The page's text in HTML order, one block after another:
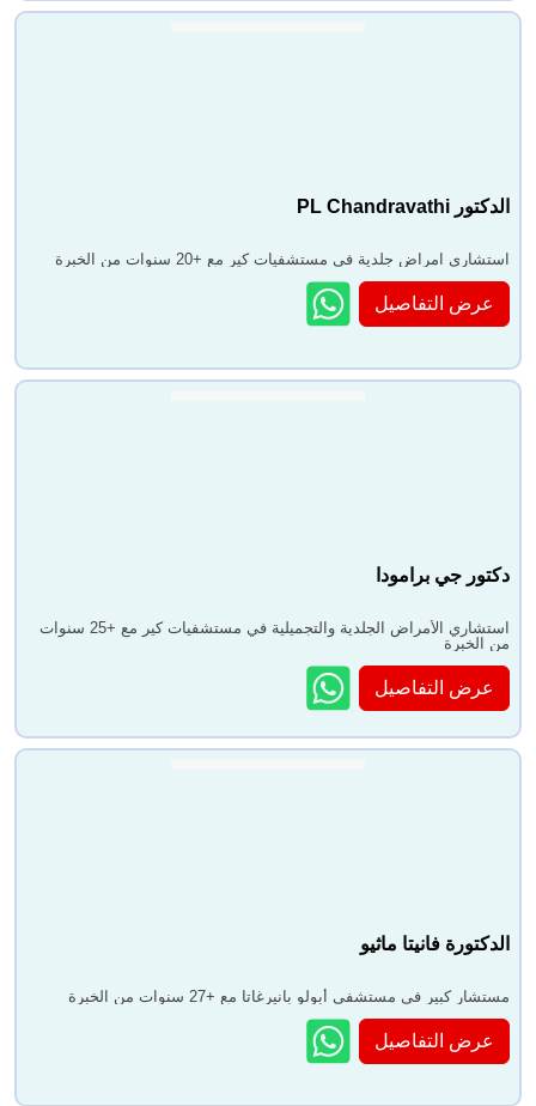
الدكتور PL Chandravathi
استشاري امراض جلدية في مستشفيات كير مع +20 سنوات من الخبرة
عرض التفاصيل
دكتور جي برامودا
استشاري الأمراض الجلدية والتجميلية في مستشفيات كير مع +25 سنوات
من الخبرة
عرض التفاصيل
الدكتورة فانيتا ماثيو
مستشار كبير في مستشفى أبولو بانيرغاتا مع +27 سنوات من الخبرة
عرض التفاصيل